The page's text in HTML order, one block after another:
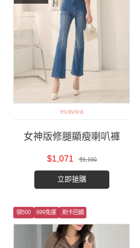
evaviva
女神版修腿顯瘦喇叭褲
$1,071 $1,190
立即搶購
領500 999免運 刷卡回饋